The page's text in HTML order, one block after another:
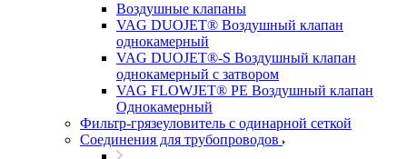
Воздушные клапаны
VAG DUOJET® Воздушный клапан
однокамерный
VAG DUOJET®-S Воздушный клапан
однокамерный с затвором
VAG FLOWJET® PE Воздушный клапан
Однокамерный
Фильтр-грязеуловитель с одинарной сеткой
Соединения для трубопроводов